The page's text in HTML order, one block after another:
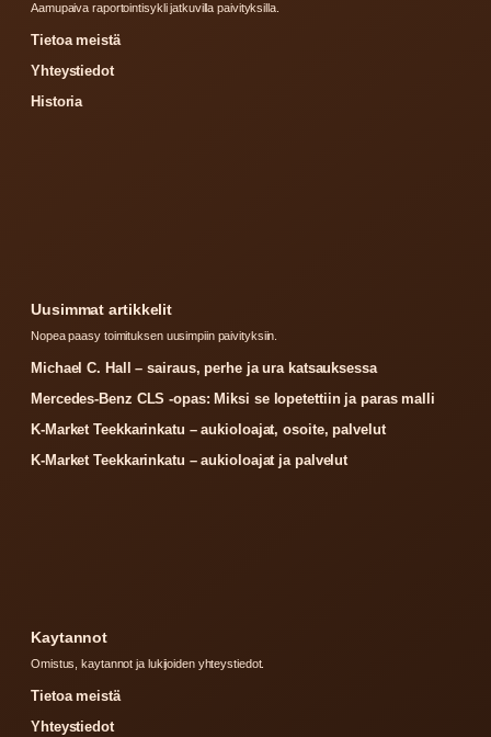
Aamupaiva raportointisykli jatkuvilla paivityksilla.
Tietoa meistä
Yhteystiedot
Historia
Uusimmat artikkelit
Nopea paasy toimituksen uusimpiin paivityksiin.
Michael C. Hall – sairaus, perhe ja ura katsauksessa
Mercedes-Benz CLS -opas: Miksi se lopetettiin ja paras malli
K-Market Teekkarinkatu – aukioloajat, osoite, palvelut
K-Market Teekkarinkatu – aukioloajat ja palvelut
Kaytannot
Omistus, kaytannot ja lukijoiden yhteystiedot.
Tietoa meistä
Yhteystiedot